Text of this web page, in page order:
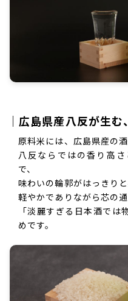
｜広島県産八反が生
原料米には、広島県産の
八反ならではの香り高
で、
味わいの輪郭がはっきりと
軽やかでありながら芯の通
「淡麗すぎる日本酒で
めです。